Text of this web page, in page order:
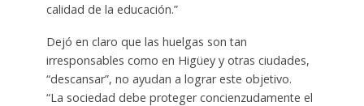
calidad de la educación.”
Dejó en claro que las huelgas son tan
irresponsables como en Higüey y otras ciudades,
“descansar”, no ayudan a lograr este objetivo.
“La sociedad debe proteger concienzudamente el